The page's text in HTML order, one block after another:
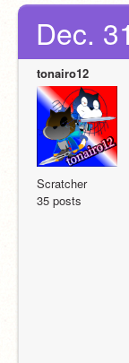
Dec.
tonairo12
Scratcher
35 posts